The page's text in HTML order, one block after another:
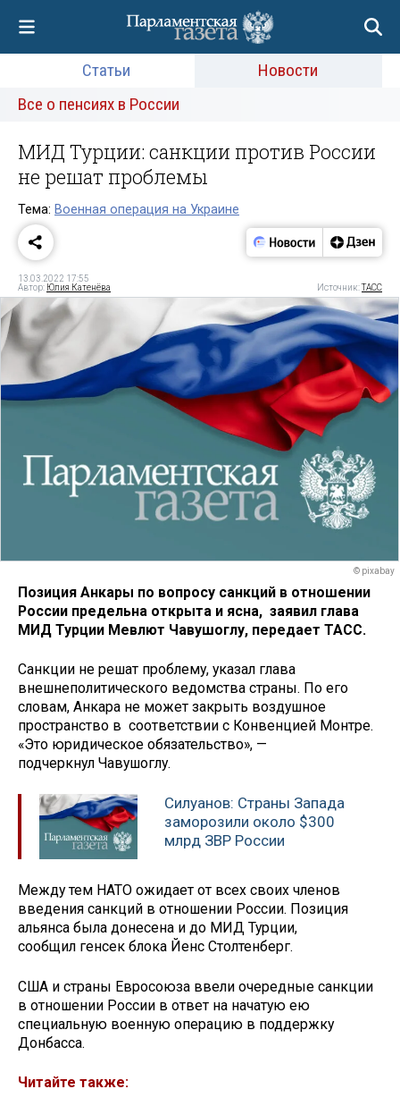
Статьи
Новости
Все о пенсиях в России
МИД Турции: санкции против России
не решат проблемы
Тема: Военная операция на Украине
13.03.2022 17:55
Автор: Юлия Катенёва Источник:ТАСС
© pixabay
Позиция Анкары по вопросу санкций в отношении
России предельна открыта и ясна, заявил глава
МИД Турции Мевлют Чавушоглу, передает ТАСС.
Санкции не решат проблему, указал глава
внешнеполитического ведомства страны. По его
словам, Анкара не может закрыть воздушное
пространство в соответствии с Конвенцией Монтре.
«Это юридическое обязательство», —
подчеркнул Чавушоглу.
Силуанов: Страны Запада
заморозили около $300
млрд ЗВР России
Между тем НАТО ожидает от всех своих членов
введения санкций в отношении России. Позиция
альянса была донесена и до МИД Турции,
сообщил генсек блока Йенс Столтенберг.
США и страны Евросоюза ввели очередные санкции
в отношении России в ответ на начатую ею
специальную военную операцию в поддержку
Донбасса.
Читайте также: